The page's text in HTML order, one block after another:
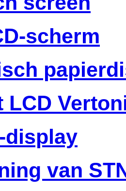
scherm
LCD
display
van